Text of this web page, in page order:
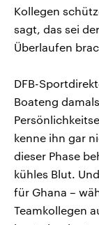
Kollegen
sagt, das sei
Überlaufen
DFB-
Boateng
kenne ihn gar
dieser Phase
kühles Blut.
für Ghana –
Teamkollegen